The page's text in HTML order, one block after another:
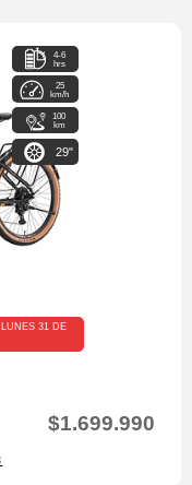
4-6
hrs
25
km/h
100
km
29"
31 DE
$1.699.990